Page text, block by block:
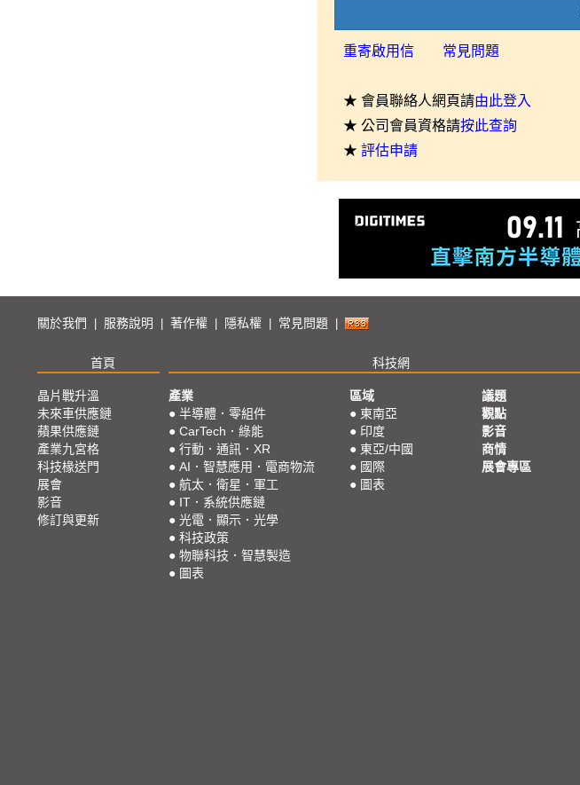
重寄啟用信 常見問題
★ 會員聯絡人網頁請由此登入
★ 公司會員資格請按此查詢
★ 評估申請
關於我們 服務說明 著作權 隱私權 常見問題
首頁 科技網
晶片戰升溫
未來車供應鏈
蘋果供應鏈
產業九宮格
科技椽送門
展會
影音
修訂與更新
產業
● 半導體．零組件
● CarTech．綠能
● 行動．通訊．XR
● AI．智慧應用．電商物流
● 航太．衛星．軍工
● IT．系統供應鏈
● 光電．顯示．光學
● 科技政策
● 物聯科技．智慧製造
● 圖表
區域
● 東南亞
● 印度
● 東亞/中國
● 國際
● 圖表
議題
觀點
影音
商情
展會專區